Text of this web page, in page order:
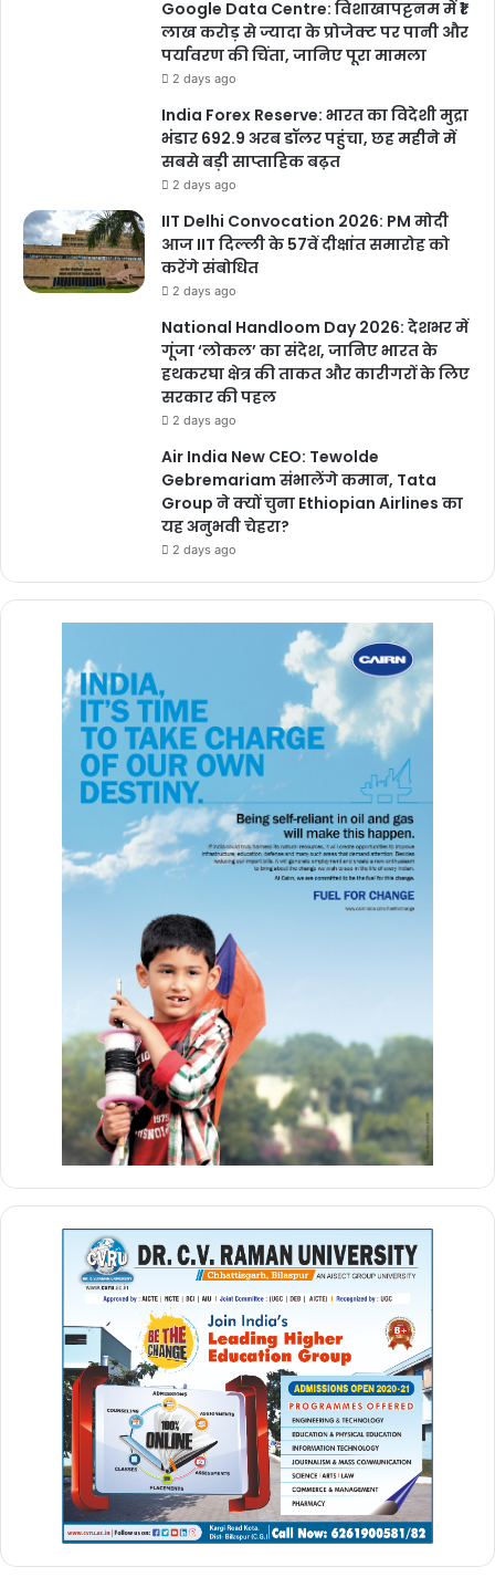
मामला सामने आते ही राजनीतिक माहौल भी गरमा गया है। कांग्रेस और NSUI के
नेताओं ने सरकार पर गंभीर आरोप लगाते हुए इसे प्रशासनिक विफलता बताया।
विपक्षी नेताओं ने सोशल मीडिया पर लिखा कि लगातार
पेपर लीक होना व्यवस्था की बड़ी नाकामी है। भिवंडी विधायक ने मांग की कि शिक्षा
मंत्री को इस्तीफा देना चाहिए और छात्रों के भविष्य से खिलवाड़ बंद होना चाहिए।
छात्रों में नाराजगी और चिंता
परीक्षा रद्द होने से लाखों उम्मीदवार प्रभावित हुए हैं। कई छात्र महीनों से तैयारी कर
रहे थे, लेकिन अचानक लिए गए फैसले ने उन्हें निराश कर दिया है।
अब सभी की नजर इस बात पर है कि जांच में क्या सामने आता है और परीक्षा की नई
तारीख कब घोषित की जाती है। फिलहाल पुलिस और शिक्षा विभाग दोनों मामले की
Buland Chhattisgarh
buland chhatisgarh education
Google Data Centre: विशाखापट्टनम में ₹1
लाख करोड़ से ज्यादा के प्रोजेक्ट पर पानी और
पर्यावरण की चिंता, जानिए पूरा मामला
2 days ago
India Forex Reserve: भारत का विदेशी मुद्रा
भंडार 692.9 अरब डॉलर पहुंचा, छह महीने में
सबसे बड़ी साप्ताहिक बढ़त
2 days ago
IIT Delhi Convocation 2026: PM मोदी
आज IIT दिल्ली के 57वें दीक्षांत समारोह को
करेंगे संबोधित
2 days ago
National Handloom Day 2026: देशभर में
गूंजा ‘लोकल’ का संदेश, जानिए भारत के
हथकरघा क्षेत्र की ताकत और कारीगरों के लिए
सरकार की पहल
2 days ago
Air India New CEO: Tewolde
Gebremariam संभालेंगे कमान, Tata
Group ने क्यों चुना Ethiopian Airlines का
यह अनुभवी चेहरा?
2 days ago